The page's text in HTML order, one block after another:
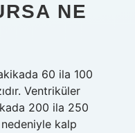
NE
60 ila 100
Ventriküler
200 ila 250
nedeniyle kalp